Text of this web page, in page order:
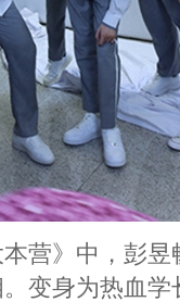
》中，彭昱
变身为热血